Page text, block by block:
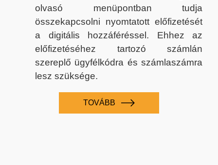
olvasó menüpontban tudja
összekapcsolni nyomtatott előfizetését
a digitális hozzáféréssel. Ehhez az
előfizetéséhez tartozó számlán
szereplő ügyfélkódra és számlaszámra
lesz szüksége.
TOVÁBB